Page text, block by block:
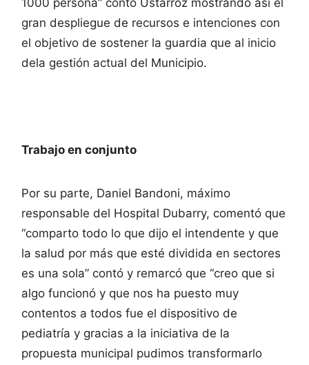
gran despliegue de recursos e intenciones con
el objetivo de sostener la guardia que al inicio
dela gestión actual del Municipio.
Trabajo en conjunto
Por su parte, Daniel Bandoni, máximo
responsable del Hospital Dubarry, comentó que
“comparto todo lo que dijo el intendente y que
la salud por más que esté dividida en sectores
es una sola” contó y remarcó que “creo que si
algo funcionó y que nos ha puesto muy
contentos a todos fue el dispositivo de
pediatría y gracias a la iniciativa de la
propuesta municipal pudimos transformarlo